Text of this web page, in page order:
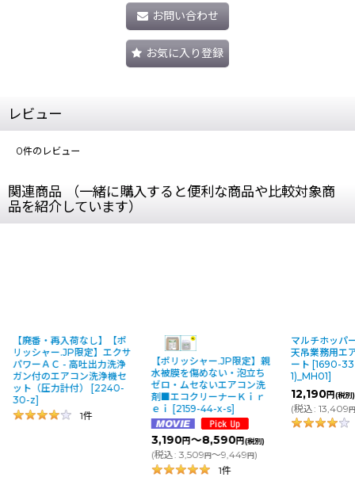
お問い合わせ
お気に入り登録
レビュー
0件のレビュー
関連商品 （一緒に購入すると便利な商品や比較対象商
品を紹介しています）
【廃番・再入荷なし】【ポ
リッシャー.JP限定】エクサ
パワーＡＣ - 高吐出力洗浄
ガン付のエアコン洗浄機セ
ット（圧力計付）
[2240-
30-z]
1件
【ポリッシャー.JP限定】親
水被膜を傷めない・泡立ち
ゼロ・ムセないエアコン洗
剤■エコクリーナーＫｉｒ
ｅｉ [2159-44-x-s]
3,190円～8,590円(税別)
(税込: 3,509円～9,449円)
1件
マルチホッパ
天吊業務用エ
ート [1690-
1)_MH01]
12,190円(税別)
(税込: 13,409円